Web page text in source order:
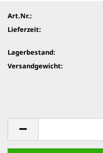
Art.Nr.:
Lieferzeit:
Lagerbestand:
Versandgewicht: